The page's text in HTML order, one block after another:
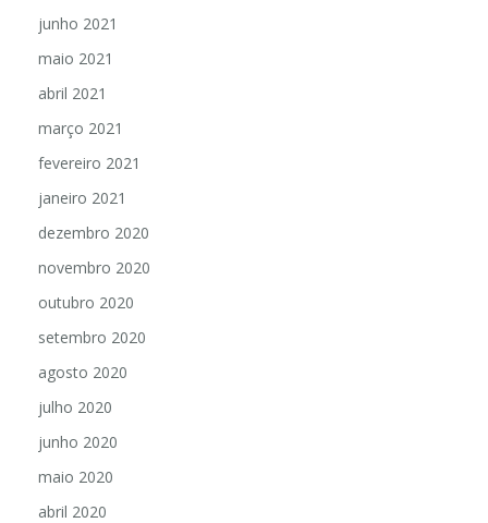
junho 2021
maio 2021
abril 2021
março 2021
fevereiro 2021
janeiro 2021
dezembro 2020
novembro 2020
outubro 2020
setembro 2020
agosto 2020
julho 2020
junho 2020
maio 2020
abril 2020